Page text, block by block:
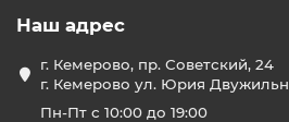
Наш адрес
г. Кемерово, пр. Советский, 24
г. Кемерово ул. Юрия
Пн-Пт с 10:00 до 19:00